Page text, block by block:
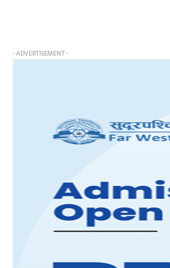
- ADVERTISEMENT -